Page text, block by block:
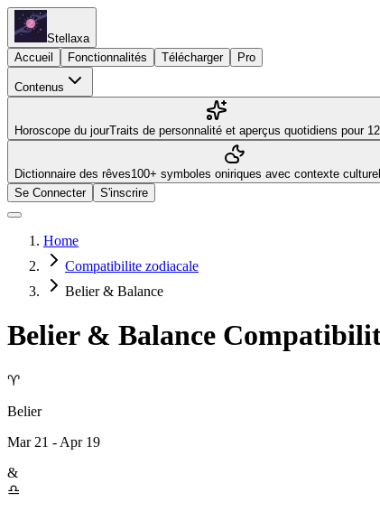
Stellaxa
Accueil
Fonctionnalités Télécharger Pro
Contenus
Horoscope du jourTraits de personnalité et aperçus quotidiens pour
Dictionnaire des rêves100+ symboles oniriques avec contexte
Se Connecter
S'inscrire
Home
Compatibilite zodiacale
Belier & Balance
Belier& Balance
♈
Belier
Mar 21 - Apr 19
&
♎